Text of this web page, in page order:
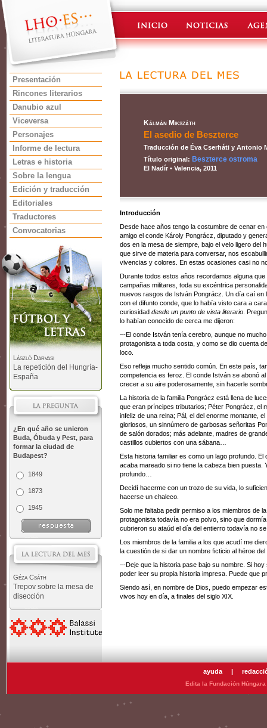
Presentación
Rincones literarios
Danubio azul
Viceversa
Personajes
Informe de lectura
Letras e historia
Sobre la lengua
Edición y traducción
Editoriales
Traductores
Convocatorias
László Darvasi
La repetición del Hungría-
España
¿En qué año se unieron
Buda, Óbuda y Pest, para
formar la ciudad de
Budapest?
1849
1873
1945
Géza Csáth
Trepov sobre la mesa de
disección
Kálmán Mikszáth
El asedio de Beszterce
Traducción de Éva Cserháti y Antonio
Título original: Beszterce ostroma
El Nadír • Valencia, 2011
Introducción
Desde hace años tengo la costumbre de cenar
amigo el conde Károly Pongrácz, diputado y
dos en la mesa de siempre, bajo el velo ligero del
que sirve de materia para conversar, nos
vivencias y colores. En estas ocasiones casi no
Durante todos estos años recordamos alguna
campañas militares, toda su excéntrica
nuevos rasgos de István Pongrácz. Un día caí en
con el difunto conde, que lo había visto cara a
curiosidad desde un punto de vista literario .
lo habían conocido de cerca me dijeron:
–-El conde István tenía cerebro, aunque no
protagonista a toda costa, y como se dio cuenta
loco.
Eso refleja mucho sentido común. En este país,
competencia es feroz. El conde István se abonó
crecer a su aire poderosamente, sin hacerle
La historia de la familia Pongrácz está llena de
que eran príncipes tributarios; Péter Pongrácz, el
infeliz de una reina; Pál, el del enorme montante,
gloriosos, un sinnúmero de garbosas señoritas
de salón dorados; más adelante, madres de
castillos cubiertos con una sábana…
Esta historia familiar es como un lago profundo.
acaba mareado si no tiene la cabeza bien
profundo…
Decidí hacerme con un trozo de su vida, lo
hacerse un chaleco.
Solo me faltaba pedir permiso a los miembros de
protagonista todavía no era polvo, sino que
cubrieron su ataúd el día del entierro todavía no
Los miembros de la familia a los que acudí me
la cuestión de si dar un nombre ficticio al héroe
–-Deje que la historia pase bajo su nombre. Si
poder leer su propia historia impresa. Puede que
Siendo así, en nombre de Dios, puedo empezar
vivos hoy en día, a finales del siglo XIX.
ayuda |
Edita la Fundación